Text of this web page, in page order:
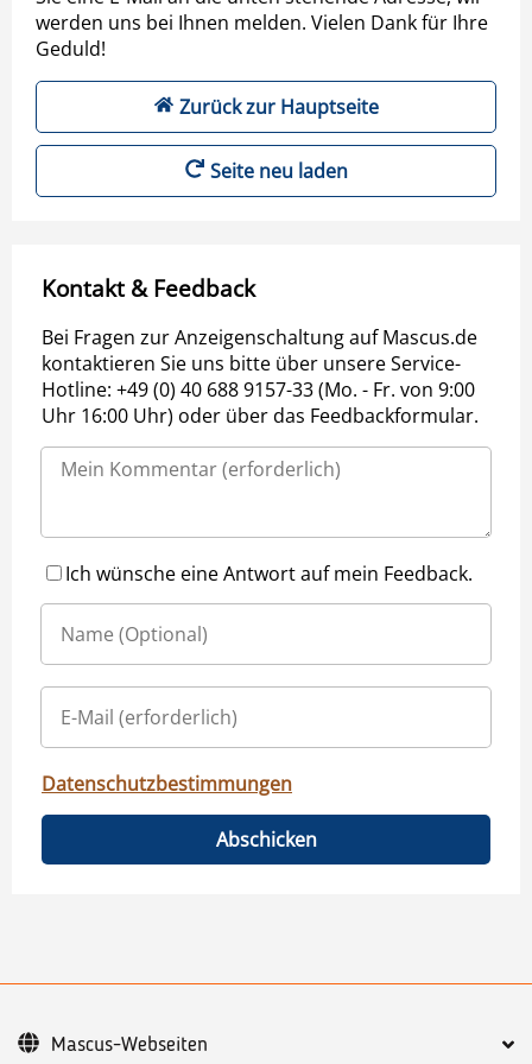
werden uns bei Ihnen melden. Vielen Dank für Ihre
Geduld!
Zurück zur Hauptseite
Seite neu laden
Kontakt & Feedback
Bei Fragen zur Anzeigenschaltung auf Mascus.de
kontaktieren Sie uns bitte über unsere Service-
Hotline: +49 (0) 40 688 9157-33 (Mo. - Fr. von 9:00
Uhr 16:00 Uhr) oder über das Feedbackformular.
Ich wünsche eine Antwort auf mein Feedback.
Datenschutzbestimmungen
Abschicken
Mascus-Webseiten